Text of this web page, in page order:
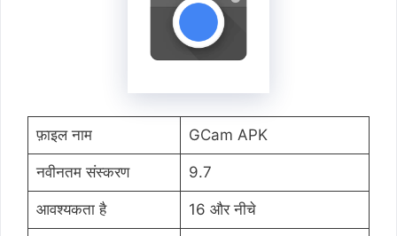
फ़ाइल नाम GCam APK
नवीनतम संस्करण 9.7
आवश्यकता है 16 और नीचे